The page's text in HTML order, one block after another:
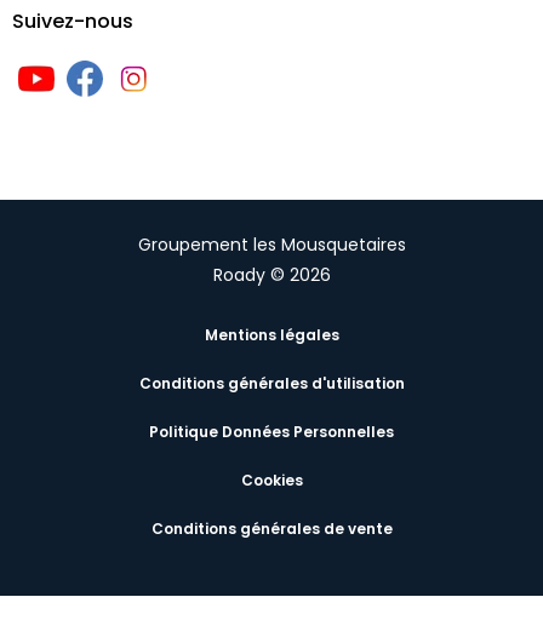
Suivez-nous
Groupement les Mousquetaires
Roady © 2026
Mentions légales
Conditions générales d'utilisation
Politique Données Personnelles
Cookies
Conditions générales de vente